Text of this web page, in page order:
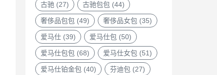
古驰 (27) 古驰包包 (44)
奢侈品包包 (49) 奢侈品女包 (35)
爱马仕 (39) 爱马仕包 (50)
爱马仕包包 (68) 爱马仕女包 (51)
爱马仕铂金包 (40) 芬迪包 (27)